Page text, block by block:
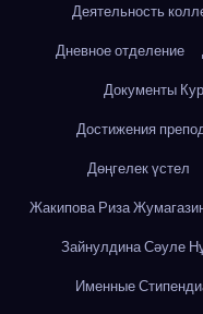
Деятельность
Дневное отделение
Документы
Достижения
Дөңгелек үстел
Жакипова Риза
Зайнулдина Сәуле
Именные